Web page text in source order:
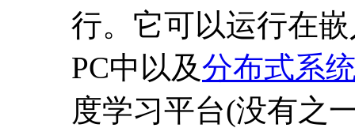
行。它可以运行在
PC中以及分布式系
度学习平台(没有之